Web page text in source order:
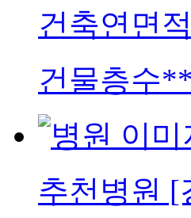
건축연면적
건물층수
추천병원 [